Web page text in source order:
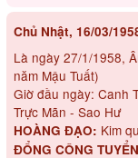
Chủ Nhật, 16/03/
Là ngày 27/1/1958,
năm Mậu Tuất)
Giờ đầu ngày: Canh
Trực Mãn - Sao Hư
HOÀNG ĐẠO: Kim
ĐỔNG CÔNG